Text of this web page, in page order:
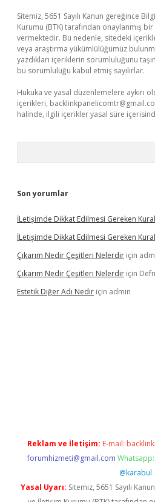
Sitemiz, 5651 Sayılı Kanun gereğince
Kurumu (BTK) tarafından onaylanmış
vermektedir. Bu nedenle, sitedeki
veya araştırma yükümlülüğümüz
yazdıkları içeriklerin sorumluluğunu
bu sorumluluğu kabul etmiş sayılırlar.
Hukuka ve yasal düzenlemelere aykırı
içerikleri,
halinde, ilgili içerikler yasal süre
Son yorumlar
İLetişimde Dikkat Edilmesi Gereken
İLetişimde Dikkat Edilmesi Gereken
Çıkarım Nedir Çeşitleri Nelerdir için
Çıkarım Nedir Çeşitleri Nelerdir için
Estetik Diğer Adı Nedir için admin
Reklam ve İletişim: E-mail:
forumhizmeti@gmail.com
@karabul
Yasal Uyarı: Sitemiz, 5651 Sayılı